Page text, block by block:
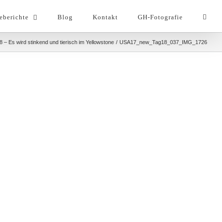
Blog Kontakt GH-Fotografie
– Es wird stinkend und tierisch im Yellowstone USA17_new_Tag18_037_IMG_1726